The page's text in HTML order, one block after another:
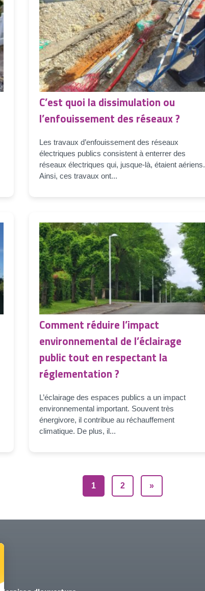
C’est quoi la dissimulation ou
l’enfouissement des réseaux ?
Les travaux d’enfouissement des réseaux
électriques publics consistent à enterrer des
réseaux électriques qui, jusque-là, étaient aériens.
Ainsi, ces travaux ont...
Comment réduire l’impact
environnemental de l’éclairage
public tout en respectant la
réglementation ?
L’éclairage des espaces publics a un impact
environnemental important. Souvent très
énergivore, il contribue au réchauffement
climatique. De plus, il...
1 2 »